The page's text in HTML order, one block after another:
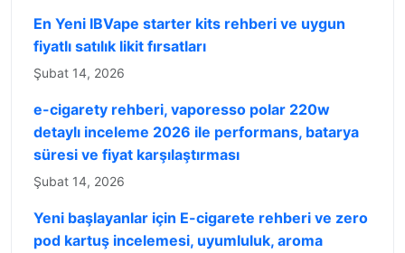
En Yeni IBVape starter kits rehberi ve uygun
fiyatlı satılık likit fırsatları
Şubat 14, 2026
e-cigarety rehberi, vaporesso polar 220w
detaylı inceleme 2026 ile performans, batarya
süresi ve fiyat karşılaştırması
Şubat 14, 2026
Yeni başlayanlar için E-cigarete rehberi ve zero
pod kartuş incelemesi, uyumluluk, aroma